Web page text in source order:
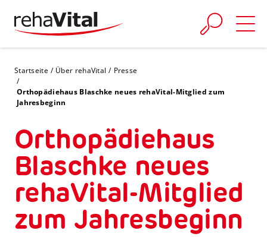
Startseite Über rehaVital Presse
Orthopädiehaus Blaschke neues rehaVital-Mitglied zum
Jahresbeginn
Orthopädiehaus
Blaschke neues
rehaVital-Mitglied
zum Jahresbeginn